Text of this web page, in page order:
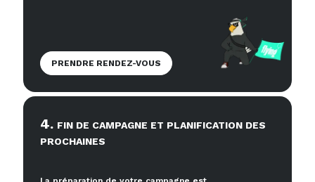
PRENDRE RENDEZ-VOUS
4. FIN DE CAMPAGNE ET PLANIFICATION DES
PROCHAINES